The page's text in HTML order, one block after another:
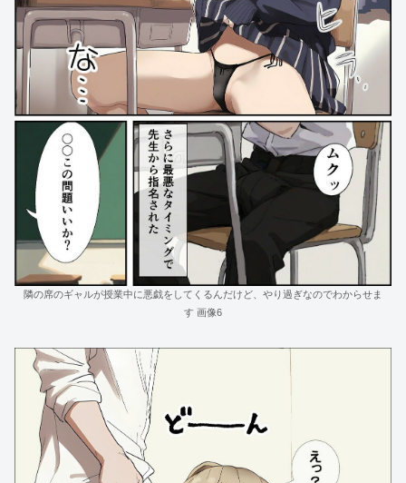
隣の席のギャルが授業中に悪戯をしてくるんだけど、やり過ぎなのでわからせま
す 画像6